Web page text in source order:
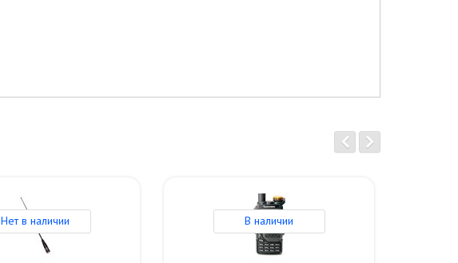
Нет в наличии В наличии